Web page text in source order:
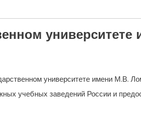
университете
университете имени М.В.
учебных заведений России и